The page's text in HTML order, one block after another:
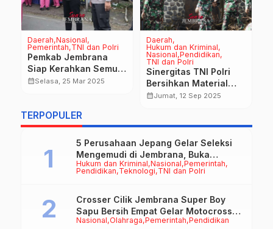
Daerah Nasional
Pemerintah TNI dan Polri
Pemkab Jembrana
Siap Kerahkan Semua
Sumber Daya
calendar_monthSelasa, 25 Mar 2025
Daerah
Hukum dan Kriminal
Nasional Pendidikan
TNI dan Polri
Sinergitas TNI Polri
Bersihkan Material
Sampah Paska Banjir
calendar_monthJumat, 12 Sep 2025
TERPOPULER
Hukum dan Kriminal Nasional Pemerintah
Pendidikan Teknologi TNI dan Polri
5 Perusahaan Jepang Gelar Seleksi
Mengemudi di Jembrana, Buka
Peluang Kerja bagi Calon PMI
Nasional Olahraga Pemerintah Pendidikan
Crosser Cilik Jembrana Super Boy
Sapu Bersih Empat Gelar Motocross
50cc